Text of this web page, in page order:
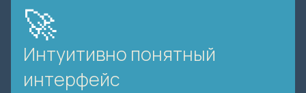
🚀
Интуитивно понятный
интерфейс